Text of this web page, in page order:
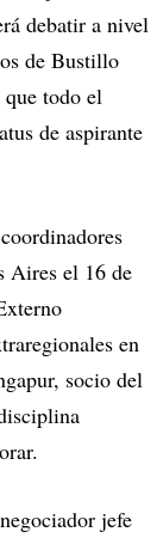
debatir a nivel
de Bustillo
que todo el
de aspirante
Aires el 16 de
en
socio del
jefe